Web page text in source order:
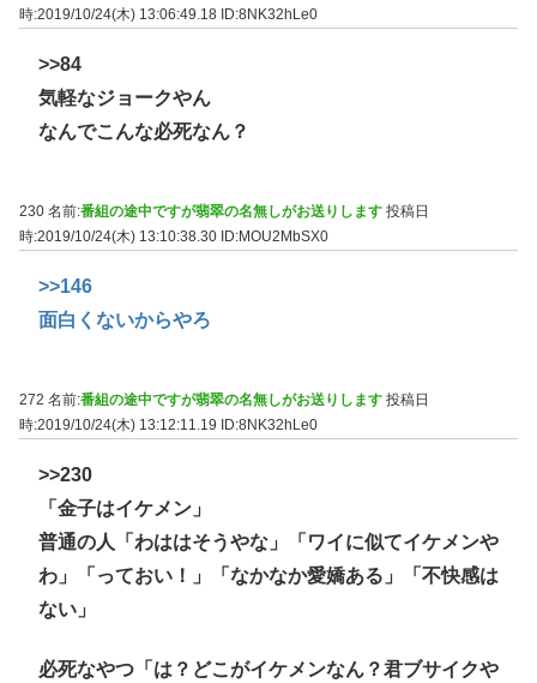
時:2019/10/24(木) 13:06:49.18 ID:8NK32hLe0
>>84
気軽なジョークやん
なんでこんな必死なん？
230 名前:番組の途中ですが翡翠の名無しがお送りします 投稿日
時:2019/10/24(木) 13:10:38.30 ID:MOU2MbSX0
>>146
面白くないからやろ
272 名前:番組の途中ですが翡翠の名無しがお送りします 投稿日
時:2019/10/24(木) 13:12:11.19 ID:8NK32hLe0
>>230
「金子はイケメン」
普通の人「わははそうやな」「ワイに似てイケメンや
わ」「っておい！」「なかなか愛嬌ある」「不快感は
ない」
必死なやつ「は？どこがイケメンなん？君ブサイクや